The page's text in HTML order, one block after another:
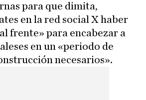
para que dimita,
en la red social X haber
frente» para encabezar a
en un «periodo de
necesarios».